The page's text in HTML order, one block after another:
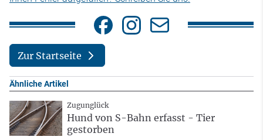
Zur Startseite
Ähnliche Artikel
Zugunglück
Hund von S-Bahn erfasst - Tier
gestorben